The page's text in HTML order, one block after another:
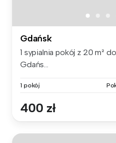
Gdańsk
1 sypialnia pokój z 20 m²
Gdańs...
1 pokój
400 zł